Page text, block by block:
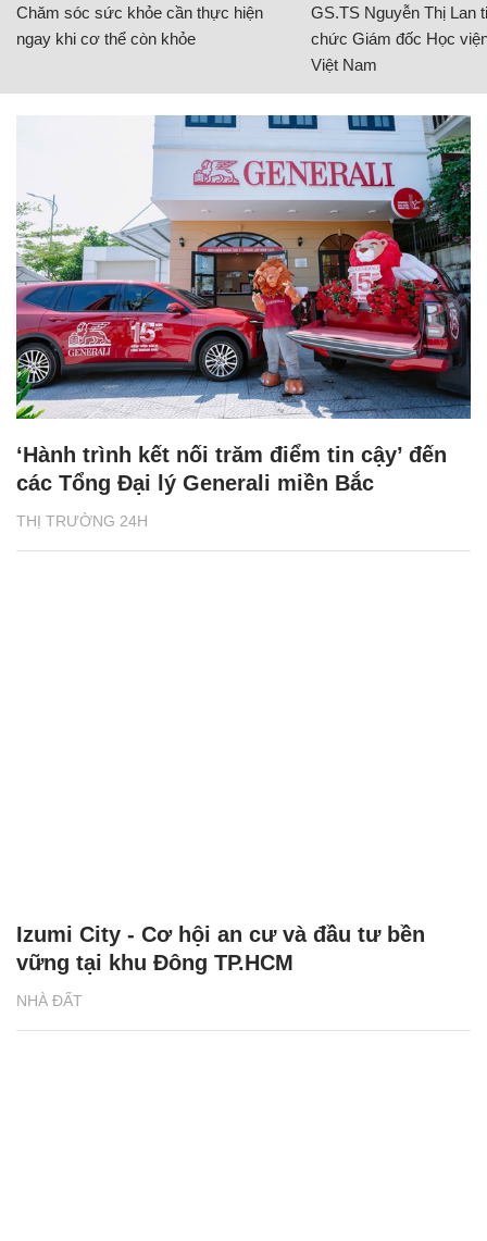
Chăm sóc sức khỏe cần thực hiện
ngay khi cơ thể còn khỏe
GS.TS Nguyễn Thị Lan
chức Giám đốc Học
Việt Nam
THỊ TRƯỜNG 24H
‘Hành trình kết nối trăm điểm tin cậy’ đến
các Tổng Đại lý Generali miền Bắc
NHÀ ĐẤT
Izumi City - Cơ hội an cư và đầu tư bền
vững tại khu Đông TP.HCM